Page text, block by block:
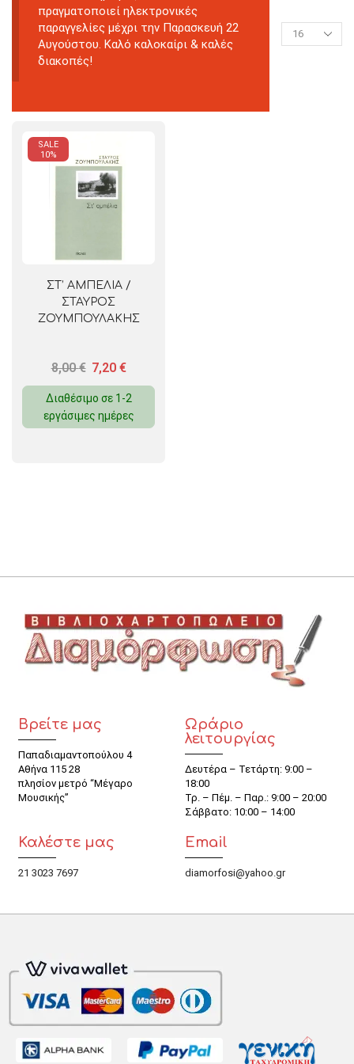
πραγματοποιεί ηλεκτρονικές
παραγγελίες μέχρι την Παρασκευή 22
Αυγούστου. Καλό καλοκαίρι & καλές
διακοπές!
SALE
10%
ΣΤ’ ΑΜΠΕΛΙΑ /
ΣΤΑΥΡΟΣ
ΖΟΥΜΠΟΥΛΑΚΗΣ
8,00€ 7,20 €
Διαθέσιμο σε 1-2
εργάσιμες ημέρες
Βρείτε μας
Παπαδιαμαντοπούλου 4
Αθήνα 115 28
πλησίον μετρό “Μέγαρο
Μουσικής”
Ωράριο
λειτουργίας
Δευτέρα – Τετάρτη: 9:00 –
18:00
Τρ. – Πέμ. – Παρ.: 9:00 – 20:00
Σάββατο: 10:00 – 14:00
Καλέστε μας
21 3023 7697
Email
diamorfosi@yahoo.gr